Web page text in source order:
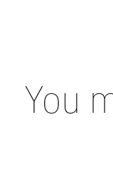
You